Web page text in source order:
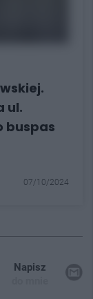
ul.
buspas
07/10/2024
Napisz